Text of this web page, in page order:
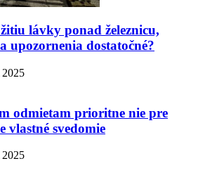
lávky ponad železnicu,
upozornenia dostatočné?
2025
odmietam prioritne nie pre
vlastné svedomie
2025